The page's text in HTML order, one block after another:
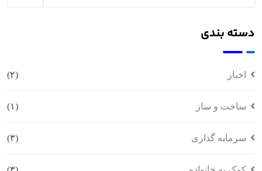
دسته بندی
اخبار (۲)
ساخت و ساز (۱)
سرمایه گذاری (۳)